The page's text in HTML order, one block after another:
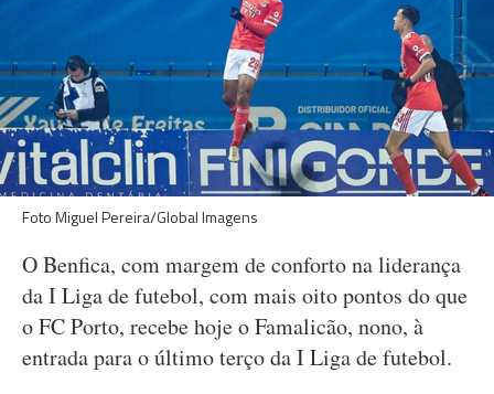
Foto Miguel Pereira/Global Imagens
O Benfica, com margem de conforto na liderança
da I Liga de futebol, com mais oito pontos do que
o FC Porto, recebe hoje o Famalicão, nono, à
entrada para o último terço da I Liga de futebol.